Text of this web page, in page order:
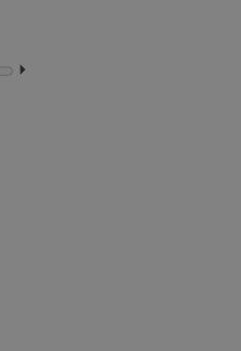
⏵︎